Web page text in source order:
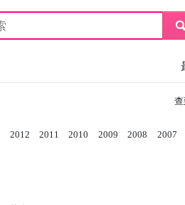
查
2012 2011 2010 2009 2008 2007